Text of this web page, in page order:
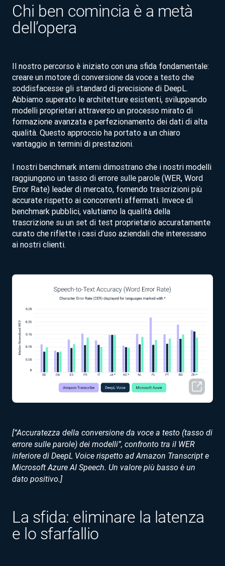
Chi ben comincia è a metà
dell’opera
Il nostro percorso è iniziato con una sfida fondamentale:
creare un motore di conversione da voce a testo che
soddisfacesse gli standard di precisione di DeepL.
Abbiamo superato le architetture esistenti, sviluppando
modelli proprietari attraverso un processo mirato di
formazione avanzata e perfezionamento dei dati di alta
qualità. Questo approccio ha portato a un chiaro
vantaggio in termini di prestazioni.
I nostri benchmark interni dimostrano che i nostri modelli
raggiungono un tasso di errore sulle parole (WER, Word
Error Rate) leader di mercato, fornendo trascrizioni più
accurate rispetto ai concorrenti affermati. Invece di
benchmark pubblici, valutiamo la qualità della
trascrizione su un set di test proprietario accuratamente
curato che riflette i casi d’uso aziendali che interessano
ai nostri clienti.
[“Accuratezza della conversione da voce a testo (tasso di
errore sulle parole) dei modelli”, confronto tra il WER
inferiore di DeepL Voice rispetto ad Amazon Transcript e
Microsoft Azure AI Speech. Un valore più basso è un
dato positivo.]
La sfida: eliminare la latenza
e lo sfarfallio